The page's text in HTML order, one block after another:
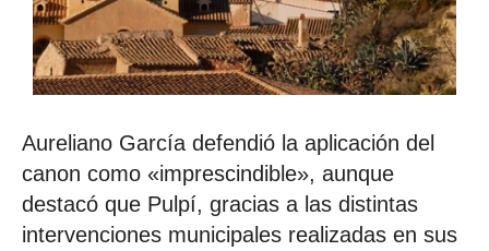
Aureliano García defendió la aplicación del
canon como «imprescindible», aunque
destacó que Pulpí, gracias a las distintas
intervenciones municipales realizadas en sus